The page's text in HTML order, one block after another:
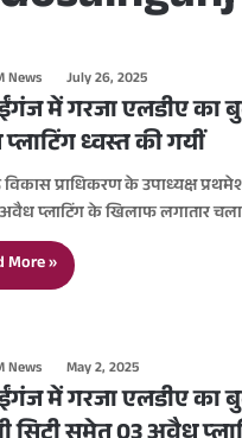
News July 26, 2025
में गरजा एलडीए का
ध्वस्त की गयीं
प्राधिकरण के उपाध्यक्ष
प्लाटिंग के खिलाफ लगातार
More »
News May 2, 2025
में गरजा एलडीए का